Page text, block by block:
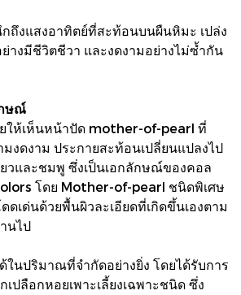
ถึงแสงอาทิตย์ที่สะท้อนบนผืนหิมะ เปล่ง
างมีชีวิตชีวา และงดงามอย่างไม่ซ้ำกัน
ษณ์
ยให้เห็นหน้าปัด mother-of-pearl ที่
งดงาม ประกายสะท้อนเปลี่ยนแปลงไป
ยวและชมพู ซึ่งเป็นเอกลักษณ์ของคอล
โดย Mother-of-pearl ชนิดพิเศษ
เด่นด้วยพื้นผิวละเอียดที่เกิดขึ้นเองตาม
นไป
นปริมาณที่จำกัดอย่างยิ่ง โดยได้รับการ
ปลือกหอยเพาะเลี้ยงเฉพาะชนิด ซึ่ง